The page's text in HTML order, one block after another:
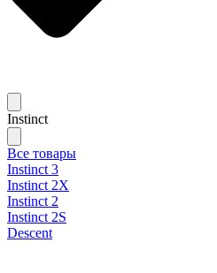
Instinct
Все товары
Instinct 3
Instinct 2X
Instinct 2
Instinct 2S
Descent